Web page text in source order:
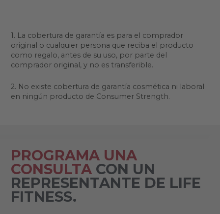
1. La cobertura de garantía es para el comprador
original o cualquier persona que reciba el producto
como regalo, antes de su uso, por parte del
comprador original, y no es transferible.
2. No existe cobertura de garantía cosmética ni laboral
en ningún producto de Consumer Strength.
PROGRAMA UNA
CONSULTACON UN
REPRESENTANTE DE LIFE
FITNESS.